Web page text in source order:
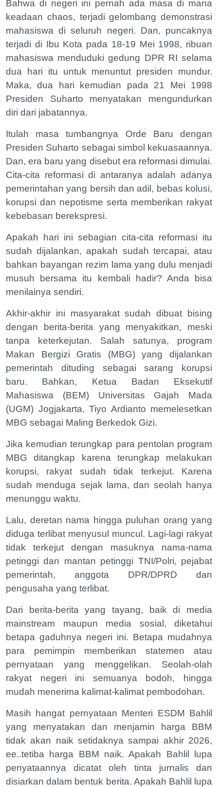
Bahwa di negeri ini pernah ada masa di mana
keadaan chaos, terjadi gelombang demonstrasi
mahasiswa di seluruh negeri. Dan, puncaknya
terjadi di Ibu Kota pada 18-19 Mei 1998, ribuan
mahasiswa menduduki gedung DPR RI selama
dua hari itu untuk menuntut presiden mundur.
Maka, dua hari kemudian pada 21 Mei 1998
Presiden Suharto menyatakan mengundurkan
diri dari jabatannya.
Itulah masa tumbangnya Orde Baru dengan
Presiden Suharto sebagai simbol kekuasaannya.
Dan, era baru yang disebut era reformasi dimulai.
Cita-cita reformasi di antaranya adalah adanya
pemerintahan yang bersih dan adil, bebas kolusi,
korupsi dan nepotisme serta memberikan rakyat
kebebasan berekspresi.
Apakah hari ini sebagian cita-cita reformasi itu
sudah dijalankan, apakah sudah tercapai, atau
bahkan bayangan rezim lama yang dulu menjadi
musuh bersama itu kembali hadir? Anda bisa
menilainya sendiri.
Akhir-akhir ini masyarakat sudah dibuat bising
dengan berita-berita yang menyakitkan, meski
tanpa keterkejutan. Salah satunya, program
Makan Bergizi Gratis (MBG) yang dijalankan
pemerintah dituding sebagai sarang korupsi
baru. Bahkan, Ketua Badan Eksekutif
Mahasiswa (BEM) Universitas Gajah Mada
(UGM) Jogjakarta, Tiyo Ardianto memelesetkan
MBG sebagai Maling Berkedok Gizi.
Jika kemudian terungkap para pentolan program
MBG ditangkap karena terungkap melakukan
korupsi, rakyat sudah tidak terkejut. Karena
sudah menduga sejak lama, dan seolah hanya
menunggu waktu.
Lalu, deretan nama hingga puluhan orang yang
diduga terlibat menyusul muncul. Lagi-lagi rakyat
tidak terkejut dengan masuknya nama-nama
petinggi dan mantan petinggi TNI/Polri, pejabat
pemerintah, anggota DPR/DPRD dan
pengusaha yang terlibat.
Dari berita-berita yang tayang, baik di media
mainstream maupun media sosial, diketahui
betapa gaduhnya negeri ini. Betapa mudahnya
para pemimpin memberikan statemen atau
pernyataan yang menggelikan. Seolah-olah
rakyat negeri ini semuanya bodoh, hingga
mudah menerima kalimat-kalimat pembodohan.
Masih hangat pernyataan Menteri ESDM Bahlil
yang menyatakan dan menjamin harga BBM
tidak akan naik setidaknya sampai akhir 2026,
ee..tetiba harga BBM naik. Apakah Bahlil lupa
penyataannya dicatat oleh tinta jurnalis dan
disiarkan dalam bentuk berita. Apakah Bahlil lupa